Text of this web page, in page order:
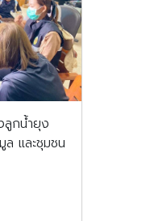
ลูกน้ำยุง
และชุมชน